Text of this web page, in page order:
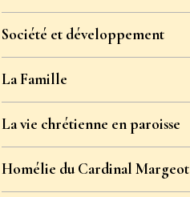
Société et développement
La Famille
La vie chrétienne en paroisse
Homélie du Cardinal Margeot